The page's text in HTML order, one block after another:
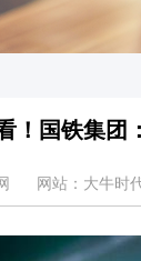
！国铁集团
网站：大牛时